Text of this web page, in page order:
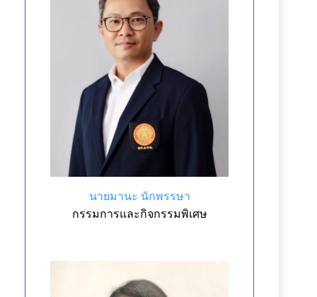
นายมานะ นักพรรษา
กรรมการและกิจกรรมพิเศษ